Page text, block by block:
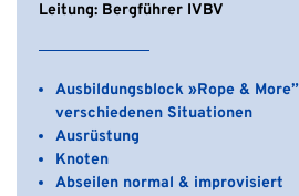
Leitung: Bergführer IVBV
Ausbildungsblock »Rope &
verschiedenen Situationen
Ausrüstung
Knoten
Abseilen normal & improvisiert